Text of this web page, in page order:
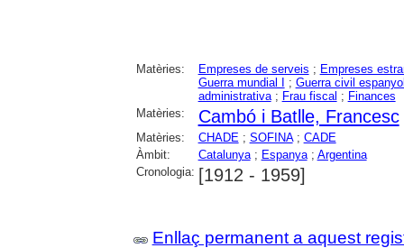
Matèries: Empreses de serveis ; Empreses
Guerra mundial I ; Guerra civil
administrativa; Frau fiscal ; Finances
Matèries:
Cambó i Batlle, Francesc
Matèries: CHADE ; SOFINA; CADE
Àmbit:
Catalunya; Espanya; Argentina
Cronologia: [1912 - 1959]
Enllaç permanent a aquest